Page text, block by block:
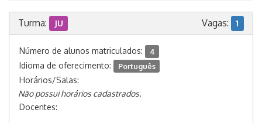
Turma: JU Vagas: 1
Número de alunos matriculados: 4
Idioma de oferecimento: Português
Horários/Salas:
Não possui horários cadastrados.
Docentes: